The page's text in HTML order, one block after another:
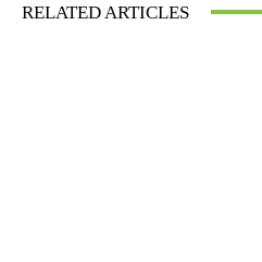
RELATED ARTICLES